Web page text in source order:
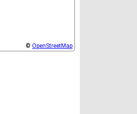
© OpenStreetMap